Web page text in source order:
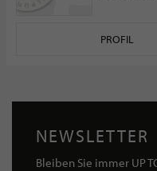
PROFIL
NEWSLETTER
Bleiben Sie immer UP